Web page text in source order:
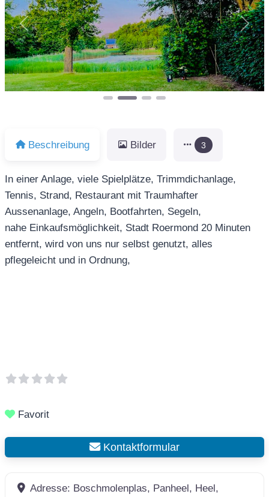
Vorheriges
Beschreibung Bilder 3
In einer Anlage, viele Spielplätze, Trimmdichanlage,
Tennis, Strand, Restaurant mit Traumhafter
Aussenanlage, Angeln, Bootfahrten, Segeln,
nahe Einkaufsmöglichkeit, Stadt Roermond 20 Minuten
entfernt, wird von uns nur selbst genutzt, alles
pflegeleicht und in Ordnung,
Favorit
Kontaktformular
Adresse: Boschmolenplas, Panheel, Heel,